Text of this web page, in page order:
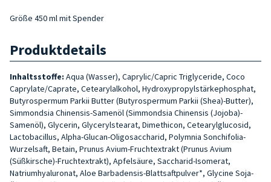
Größe 450 ml mit Spender
Produktdetails
Inhaltsstoffe: Aqua (Wasser), Caprylic/Capric Triglyceride, Coco
Caprylate/Caprate, Cetearylalkohol, Hydroxypropylstärkephosphat,
Butyrospermum Parkii Butter (Butyrospermum Parkii (Shea)-Butter),
Simmondsia Chinensis-Samenöl (Simmondsia Chinensis (Jojoba)-
Samenöl), Glycerin, Glycerylstearat, Dimethicon, Cetearylglucosid,
Lactobacillus, Alpha-Glucan-Oligosaccharid, Polymnia Sonchifolia-
Wurzelsaft, Betain, Prunus Avium-Fruchtextrakt (Prunus Avium
(Süßkirsche)-Fruchtextrakt), Apfelsäure, Saccharid-Isomerat,
Natriumhyaluronat, Aloe Barbadensis-Blattsaftpulver*, Glycine Soja-